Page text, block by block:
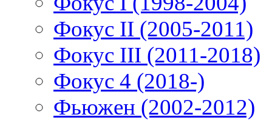
Фокус II (2005-2011)
Фокус III (2011-2018)
Фокус 4 (2018-)
Фьюжен (2002-2012)